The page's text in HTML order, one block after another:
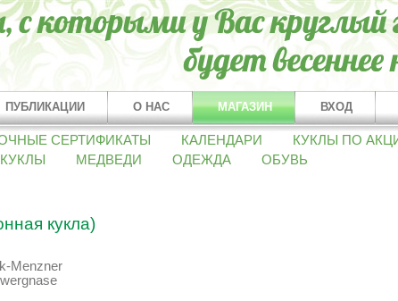
ПУБЛИКАЦИИ О НАС МАГАЗИН ВХОД
СЕРТИФИКАТЫ КАЛЕНДАРИ КУКЛЫ ПО
МЕДВЕДИ ОДЕЖДА ОБУВЬ
кукла)
Menzner